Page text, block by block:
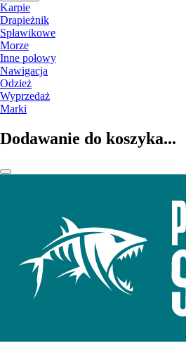
Karpie
Drapieżnik
Spławikowe
Morze
Inne połowy
Nawigacja
Odzież
Wyprzedaż
Marki
Dodawanie do koszyka...